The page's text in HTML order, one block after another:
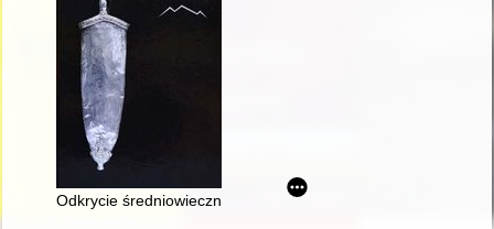
Odkrycie średniowiecznej, drewnianej studni w Lipnicy